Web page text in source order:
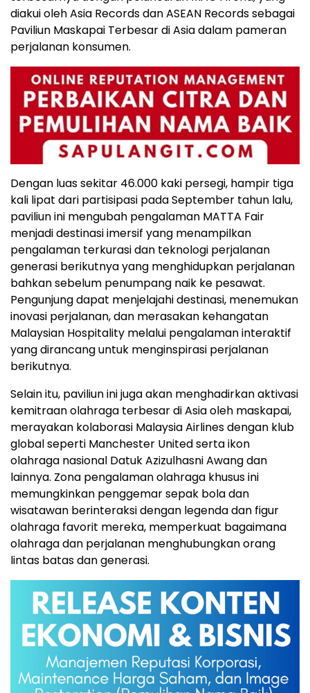
diakui oleh Asia Records dan ASEAN Records sebagai
Paviliun Maskapai Terbesar di Asia dalam pameran
perjalanan konsumen.
Dengan luas sekitar 46.000 kaki persegi, hampir tiga
kali lipat dari partisipasi pada September tahun lalu,
paviliun ini mengubah pengalaman MATTA Fair
menjadi destinasi imersif yang menampilkan
pengalaman terkurasi dan teknologi perjalanan
generasi berikutnya yang menghidupkan perjalanan
bahkan sebelum penumpang naik ke pesawat.
Pengunjung dapat menjelajahi destinasi, menemukan
inovasi perjalanan, dan merasakan kehangatan
Malaysian Hospitality melalui pengalaman interaktif
yang dirancang untuk menginspirasi perjalanan
berikutnya.
Selain itu, paviliun ini juga akan menghadirkan aktivasi
kemitraan olahraga terbesar di Asia oleh maskapai,
merayakan kolaborasi Malaysia Airlines dengan klub
global seperti Manchester United serta ikon
olahraga nasional Datuk Azizulhasni Awang dan
lainnya. Zona pengalaman olahraga khusus ini
memungkinkan penggemar sepak bola dan
wisatawan berinteraksi dengan legenda dan figur
olahraga favorit mereka, memperkuat bagaimana
olahraga dan perjalanan menghubungkan orang
lintas batas dan generasi.